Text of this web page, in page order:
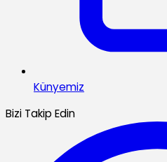
Künyemiz
Bizi Takip Edin